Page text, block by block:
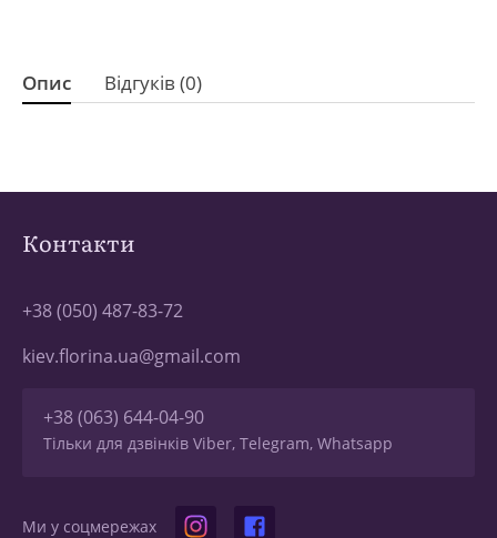
Опис Відгуків (0)
Контакти
+38 (050) 487-83-72
kiev.florina.ua@gmail.com
+38 (063) 644-04-90
Тільки для дзвінків Viber, Telegram, Whatsapp
Ми у соцмережах